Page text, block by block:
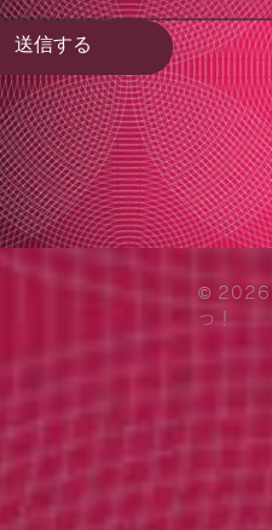
送信する
© 2026
っ！